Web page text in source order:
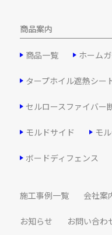
商品案内
商品一覧 ホーム
タープホイル遮熱シー
セルロースファイバー
モルドサイド モ
ボードディフェンス
施工事例一覧 会社案
お知らせ お問い合わ